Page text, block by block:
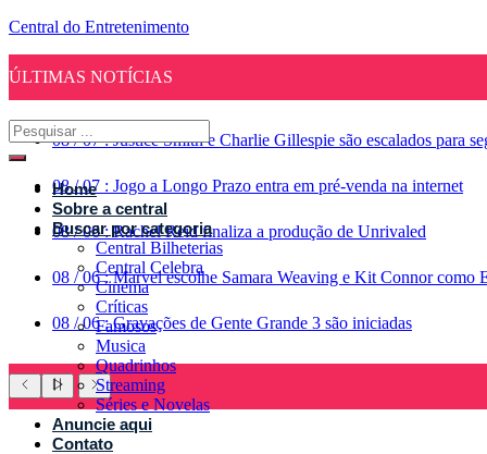
Central do Entretenimento
ÚLTIMAS NOTÍCIAS
08 / 07 : Justice Smith e Charlie Gillespie são escalados para
08 / 07 : Jogo a Longo Prazo entra em pré-venda na internet
08 / 06 : Rachel Reid finaliza a produção de Unrivaled
08 / 06 : Marvel escolhe Samara Weaving e Kit Connor como
08 / 06 : Gravações de Gente Grande 3 são iniciadas
Home
Sobre a central
Buscar por categoria
Central Bilheterias
Central Celebra
Cinema
Críticas
Famosos
Musica
Quadrinhos
Streaming
Séries e Novelas
Anuncie aqui
Contato